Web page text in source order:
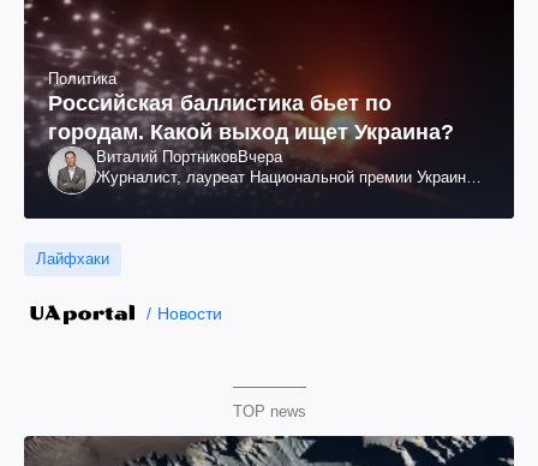
Политика
Российская баллистика бьет по
городам. Какой выход ищет Украина?
Виталий ПортниковВчера
Журналист, лауреат Национальной премии Украины
Лайфхаки
Новости
TOP news